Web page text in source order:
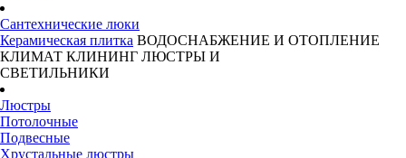
Сантехнические люки
Керамическая плитка ВОДОСНАБЖЕНИЕ И ОТОПЛЕНИЕ
КЛИМАТ КЛИНИНГ ЛЮСТРЫ И
СВЕТИЛЬНИКИ
Люстры
Потолочные
Подвесные
Хрустальные люстры